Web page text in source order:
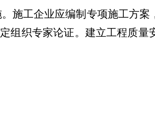
施工企业应编制专项施工方案
组织专家论证。建立工程质量